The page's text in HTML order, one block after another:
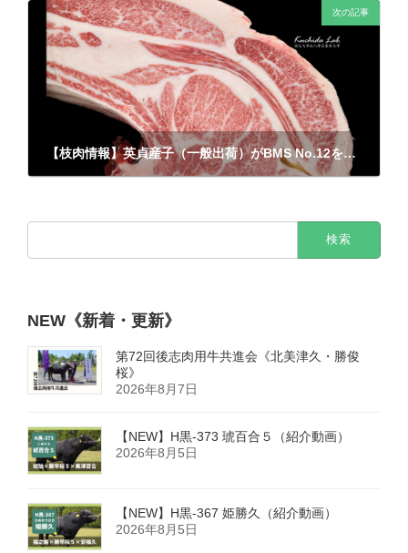
次の記事
【枝肉情報】英貞産子（一般出荷）がBMS No.12を記録いたしました。
検
NEW《新着・更新》
第72回後志肉用牛共進会《北美津久・勝俊
桜》
2026年8月7日
【NEW】H黒-373 琥百合５（紹介動画）
2026年8月5日
【NEW】H黒-367 姫勝久（紹介動画）
2026年8月5日